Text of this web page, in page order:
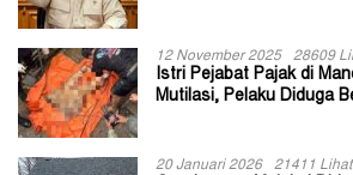
12 November 2025 28609
Istri Pejabat Pajak di
Mutilasi, Pelaku Diduga
20 Januari 2026 21411 Lihat